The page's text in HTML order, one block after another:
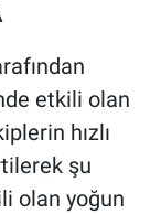
etkili olan
hızlı
şu
olan yoğun